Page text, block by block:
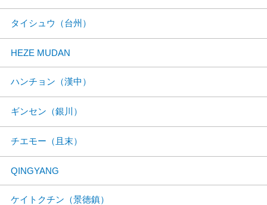
タイシュウ（台州）
HEZE MUDAN
ハンチョン（漢中）
ギンセン（銀川）
チエモー（且末）
QINGYANG
ケイトクチン（景徳鎮）